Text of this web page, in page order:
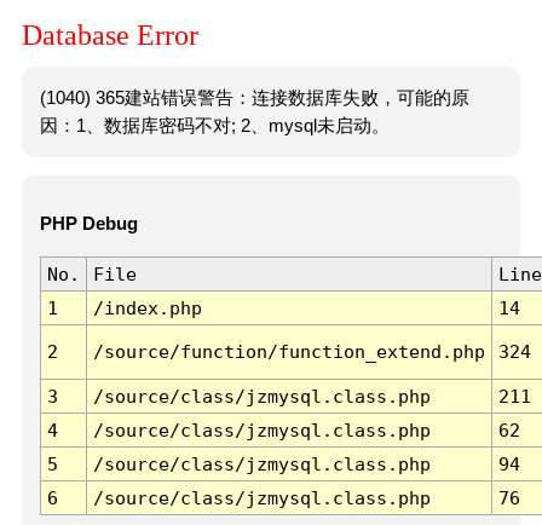
Database Error
(1040) 365建站错误警告：连接数据库失败，可能的原
因：1、数据库密码不对; 2、mysql未启动。
PHP Debug
No. File
Line
1
/index.php 14
2 /source/function/function_extend.php 324
3 /source/class/jzmysql.class.php
211
4
/source/class/jzmysql.class.php
62
5
/source/class/jzmysql.class.php
94
6
/source/class/jzmysql.class.php 76